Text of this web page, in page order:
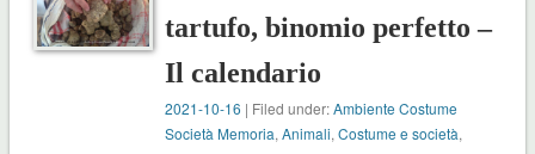
tartufo, binomio perfetto –
Il calendario
2021-10-16 | Filed under:Ambiente Costume
Società Memoria,Animali,Costume e società,